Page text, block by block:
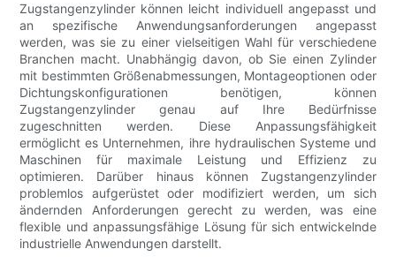
Zugstangenzylinder können leicht individuell angepasst und
an spezifische Anwendungsanforderungen angepasst
werden, was sie zu einer vielseitigen Wahl für verschiedene
Branchen macht. Unabhängig davon, ob Sie einen Zylinder
mit bestimmten Größenabmessungen, Montageoptionen oder
Dichtungskonfigurationen benötigen, können
Zugstangenzylinder genau auf Ihre Bedürfnisse
zugeschnitten werden. Diese Anpassungsfähigkeit
ermöglicht es Unternehmen, ihre hydraulischen Systeme und
Maschinen für maximale Leistung und Effizienz zu
optimieren. Darüber hinaus können Zugstangenzylinder
problemlos aufgerüstet oder modifiziert werden, um sich
ändernden Anforderungen gerecht zu werden, was eine
flexible und anpassungsfähige Lösung für sich entwickelnde
industrielle Anwendungen darstellt.